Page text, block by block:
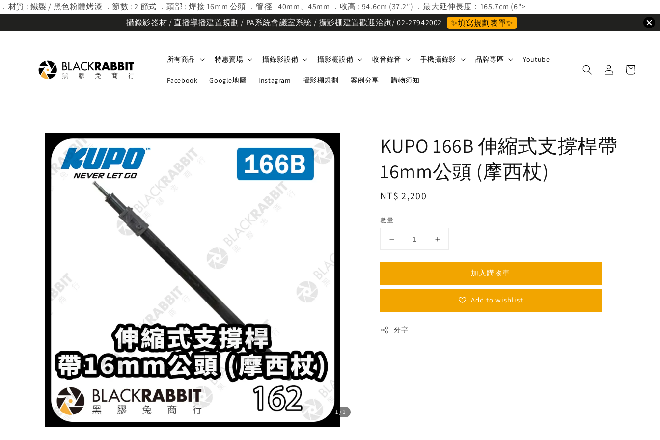
．材質 : 鐵製 / 黑色粉體烤漆 ．節數 : 2 節式 ．頭部 : 焊接 16mm 公頭 ．管徑 : 40mm、45mm ．收高 : 94.6cm (37.2") ．最大延伸長度：165.7cm (6">
攝錄影器材 / 直播導播建置規劃 / PA系統會議室系統 / 攝影棚建置歡迎洽詢/ 02-27942002
✨填寫規劃表單✨
所有商品 特惠賣場 攝錄影設備 攝影棚設備 收音錄音 手機攝錄影 品牌專區 Youtube
Facebook Google地圖 Instagram 攝影棚規劃 案例分享 購物須知
1/1
KUPO 166B 伸縮式支撐桿帶
16mm公頭 (摩西杖)
Regular
NT$ 2,200
數量
加入購物車
Add to wishlist
分享